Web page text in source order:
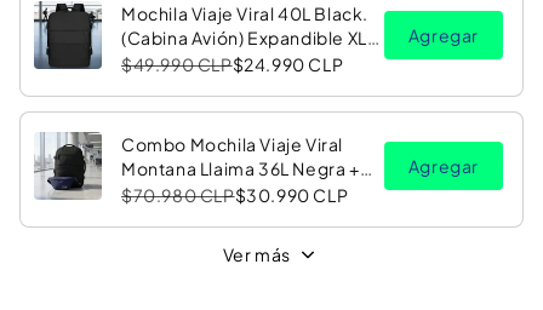
Mochila Viaje Viral 40L Black.
(Cabina Avión) Expandible XL.
Navigator Travel
$49.990 CLP$24.990 CLP
Agregar
Combo Mochila Viaje Viral
Montana Llaima 36L Negra +
Banano Oracle Red Bull
$70.980 CLP$30.990 CLP
Agregar
Ver más